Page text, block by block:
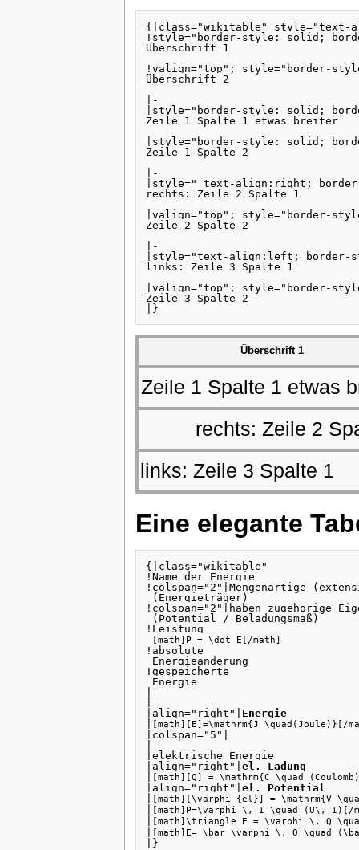
{|class="wikitable" style="text-
!style="border-style: solid;
Überschrift 1
!valign="top"; style="border-
Überschrift 2
|-
|style="border-style: solid;
Zeile 1 Spalte 1 etwas breiter
|style="border-style: solid;
Zeile 1 Spalte 2
|-
|style=" text-align:right;
rechts: Zeile 2 Spalte 1
|valign="top"; style="border-
Zeile 2 Spalte 2
|-
|style="text-align:left;
links: Zeile 3 Spalte 1
|valign="top"; style="border-
Zeile 3 Spalte 2
|}
Überschrift 1
Zeile 1 Spalte 1 etwas
rechts: Zeile 2
links: Zeile 3 Spalte 1
Eine elegante
{|class="wikitable"
!Name der Energie
!colspan="2"|Mengenartige
(Energieträger)
!colspan="2"|haben zugehörige
(Potential / Beladungsmaß)
!Leistung
[math]P = \dot E[/math]
!absolute
Energieänderung
!gespeicherte
Energie
|-
|align="right"| Energie
[math][E]=\mathrm{J \quad(Joule)}[/
|colspan="5"|
|-
|elektrische Energie
|align="right"|el. Ladung
[math][Q] = \mathrm{C \quad
|align="right"|el. Potential
[math][\varphi_{el}] = \mathrm{V
[math]P=\varphi \, I \quad (U\, I)[/
[math]\triangle E = \varphi \, Q
[math]E= \bar \varphi \, Q \quad
|}